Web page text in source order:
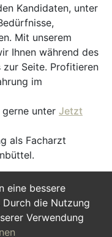
eine bessere
die Nutzung
Verwendung
Kandidaten, unter
Mit unserem
Ihnen während des
Seite. Profitieren
im
gerne unter Jetzt
als Facharzt